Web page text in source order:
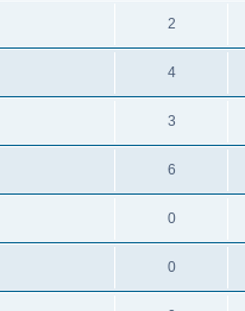
2
4
3
6
0
0